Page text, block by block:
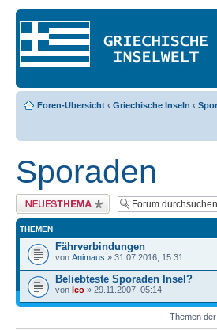
Foren-Übersicht ‹ Griechische Inseln ‹
Sporaden
Neues Thema erstellen
THEMEN
Fährverbindungen
von Animaus » 31.07.2016, 15:31
Beliebteste Sporaden Insel?
von leo » 29.11.2007, 05:14
Themen